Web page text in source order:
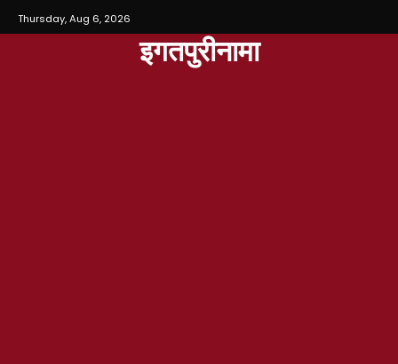
Thursday, Aug 6, 2026
इगतपुरीनामा